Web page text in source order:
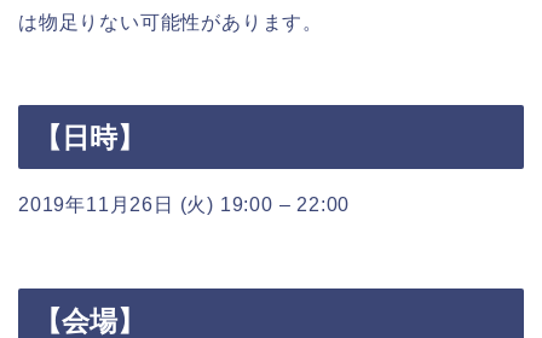
は物足りない可能性があります。
【日時】
2019年11月26日 (火) 19:00 – 22:00
【会場】